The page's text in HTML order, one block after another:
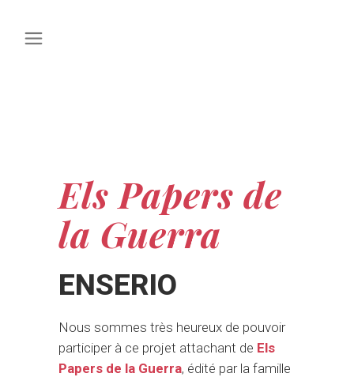
Els Papers de
la Guerra
ENSERIO
Nous sommes très heureux de pouvoir
participer à ce projet attachant de Els
Papers de la Guerra, édité par la famille